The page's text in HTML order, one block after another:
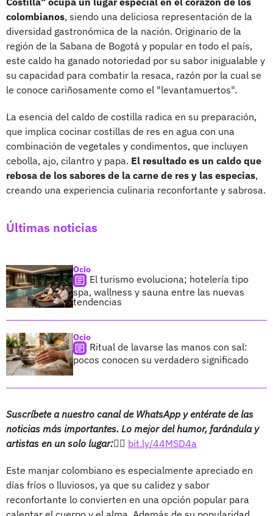
colombianos, siendo una deliciosa representación de la
diversidad gastronómica de la nación. Originario de la
región de la Sabana de Bogotá y popular en todo el país,
este caldo ha ganado notoriedad por su sabor inigualable y
su capacidad para combatir la resaca, razón por la cual se
le conoce cariñosamente como el "levantamuertos".
La esencia del caldo de costilla radica en su preparación,
que implica cocinar costillas de res en agua con una
combinación de vegetales y condimentos, que incluyen
cebolla, ajo, cilantro y papa. El resultado es un caldo que
rebosa de los sabores de la carne de res y las especias,
creando una experiencia culinaria reconfortante y sabrosa.
Últimas noticias
Ocio
El turismo evoluciona; hotelería tipo
spa, wallness y sauna entre las nuevas
tendencias
Ocio
Ritual de lavarse las manos con sal:
pocos conocen su verdadero significado
Suscríbete a nuestro canal de WhatsApp y entérate de las
noticias más importantes. Lo mejor del humor, farándula y
artistas en un solo lugar:👉🏻 bit.ly/44MSD4a
Este manjar colombiano es especialmente apreciado en
días fríos o lluviosos, ya que su calidez y sabor
reconfortante lo convierten en una opción popular para